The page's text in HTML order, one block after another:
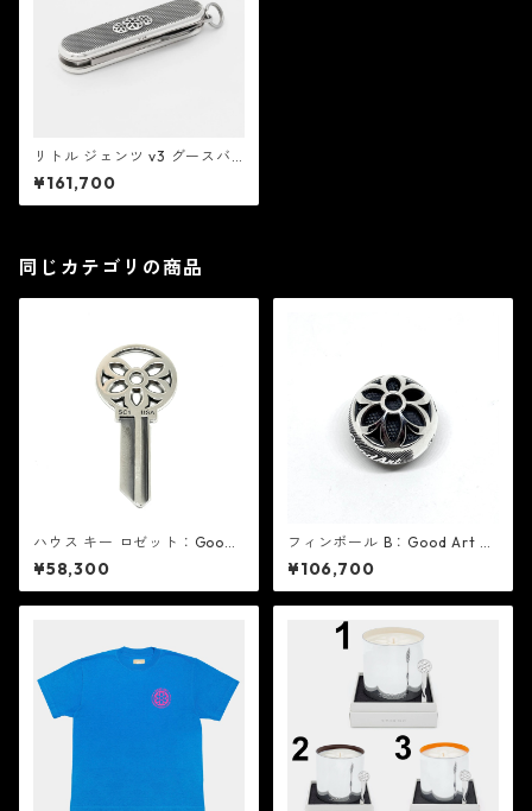
リトル ジェンツ v3 グースバ
ンプス ：Good Art HLYWD
グッド アート ハリウッド
¥161,700
同じカテゴリの商品
ハウス キー ロゼット：Good
Art HLYWD グッド アート ハ
リウッド
¥58,300
フィンボール B：Good Art HL
YWD グッド アート ハリウッ
ド
¥106,700